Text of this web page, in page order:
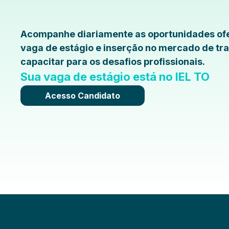
Acompanhe diariamente as oportunidades
vaga de estágio e inserção no mercado de
capacitar para os desafios profissionais.
Sua vaga de estágio está no IEL TO
Acesso Candidato